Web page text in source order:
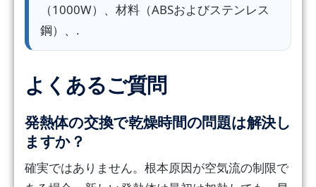
（1000W）、材料（ABSおよびステンレス
鋼）、.
よくあるご質問
発熱体の交換で乾燥時間の問題は解決し
ますか？
確実ではありません。根本原因が空気流の制限で